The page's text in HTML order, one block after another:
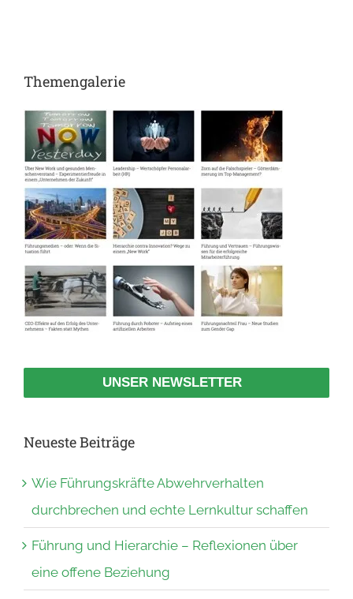
Themengalerie
UNSER NEWSLETTER
Neueste Beiträge
Wie Führungskräfte Abwehrverhalten
durchbrechen und echte Lernkultur schaffen
Führung und Hierarchie – Reflexionen über
eine offene Beziehung